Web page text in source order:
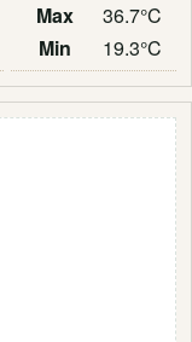
Max
36.7°C
Min
19.3°C